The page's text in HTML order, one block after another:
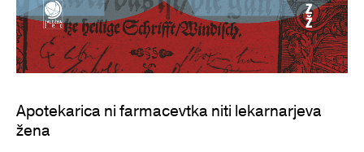
Apotekarica ni farmacevtka niti lekarnarjeva
žena